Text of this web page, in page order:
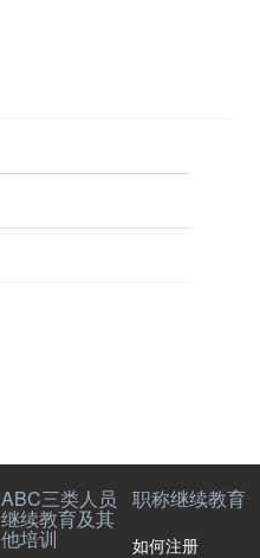
ABC三类人员
继续教育及其
他培训
职称继续教育
如何注册